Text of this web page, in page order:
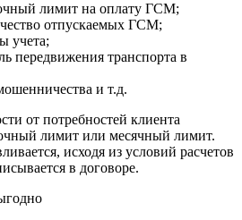
лимит на оплату ГСМ;
отпускаемых ГСМ;
учета;
передвижения транспорта в
и т.д.
от потребностей клиента
лимит или месячный лимит.
исходя из условий расчетов
в договоре.